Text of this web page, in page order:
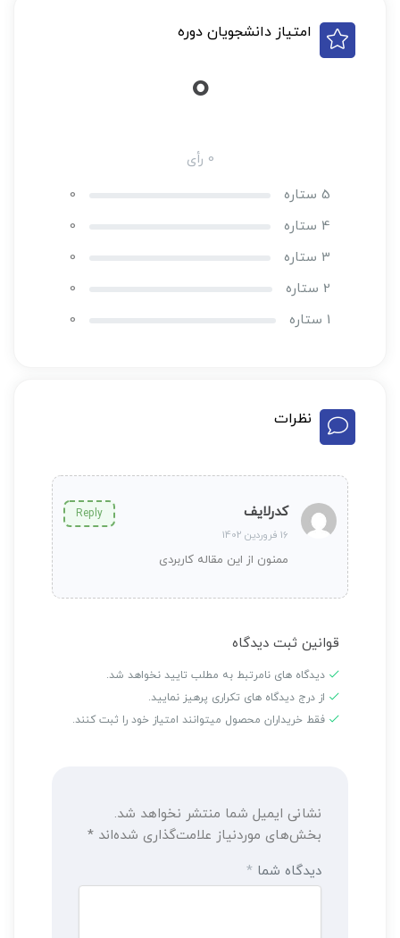
امتیاز دانشجویان دوره
0
0 رأی
5 ستاره
0
4 ستاره
0
3 ستاره
0
2 ستاره
0
1 ستاره
0
نظرات
کدرلایف
16 فروردین 1402
Reply
ممنون از این مقاله کاربردی
قوانین ثبت دیدگاه
دیدگاه های نامرتبط به مطلب تایید نخواهد شد.
از درج دیدگاه های تکراری پرهیز نمایید.
فقط خریداران محصول میتوانند امتیاز خود را ثبت کنند.
نشانی ایمیل شما منتشر نخواهد شد.
بخش‌های موردنیاز علامت‌گذاری شده‌اند *
دیدگاه شما *